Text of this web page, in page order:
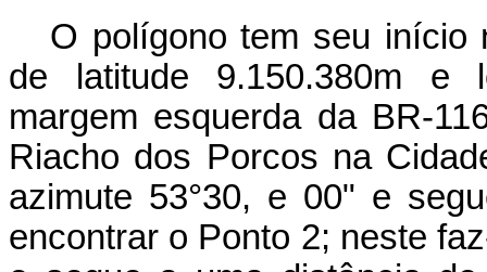
O polígono tem seu início
de latitude 9.150.380m e
margem esquerda da BR-
Riacho dos Porcos na
azimute 53°30, e 00" e
encontrar o Ponto 2; neste